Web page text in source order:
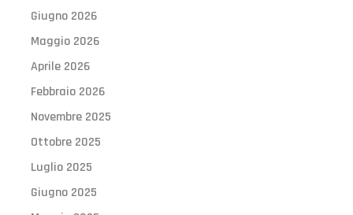
Giugno 2026
Maggio 2026
Aprile 2026
Febbraio 2026
Novembre 2025
Ottobre 2025
Luglio 2025
Giugno 2025